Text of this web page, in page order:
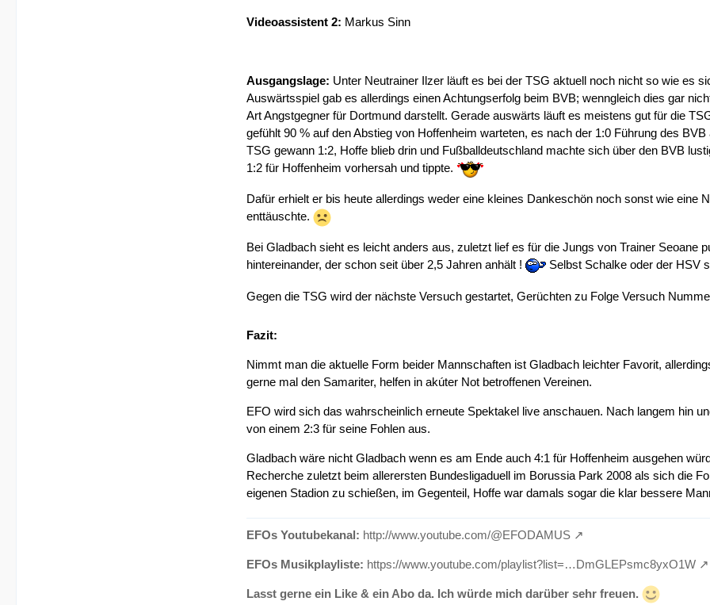
Videoassistent 2: Markus Sinn
Ausgangslage: Unter Neutrainer Ilzer läuft es bei der TSG aktuell noch nicht so wie es
Auswärtsspiel gab es allerdings einen Achtungserfolg beim BVB; wenngleich dies gar
Art Angstgegner für Dortmund darstellt. Gerade auswärts läuft es meistens gut für die
gefühlt 90 % auf den Abstieg von Hoffenheim warteten, es nach der 1:0 Führung des
TSG gewann 1:2, Hoffe blieb drin und Fußballdeutschland machte sich über den BVB
1:2 für Hoffenheim vorhersah und tippte.
Dafür erhielt er bis heute allerdings weder eine kleines Dankeschön noch sonst wie eine
enttäuschte.
Bei Gladbach sieht es leicht anders aus, zuletzt lief es für die Jungs von Trainer Seoane
hintereinander, der schon seit über 2,5 Jahren anhält !
Selbst Schalke oder der HSV
Gegen die TSG wird der nächste Versuch gestartet, Gerüchten zu Folge Versuch
Fazit:
Nimmt man die aktuelle Form beider Mannschaften ist Gladbach leichter Favorit,
gerne mal den Samariter, helfen in akúter Not betroffenen Vereinen.
EFO wird sich das wahrscheinlich erneute Spektakel live anschauen. Nach langem hin
von einem 2:3 für seine Fohlen aus.
Gladbach wäre nicht Gladbach wenn es am Ende auch 4:1 für Hoffenheim ausgehen
Recherche zuletzt beim allerersten Bundesligaduell im Borussia Park 2008 als sich die
eigenen Stadion zu schießen, im Gegenteil, Hoffe war damals sogar die klar bessere
EFOs Youtubekanal: http://www.youtube.com/@EFODAMUS
EFOs Musikplayliste: https://www.youtube.com/playlist?list=…DmGLEPsmc8yxO1W
Lasst gerne ein Like & ein Abo da. Ich würde mich darüber sehr freuen.